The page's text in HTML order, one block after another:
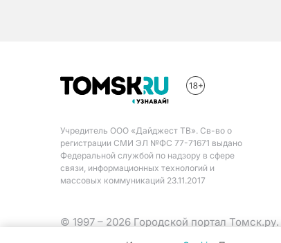
Учредитель ООО «Дайджест ТВ». Св-во о
регистрации СМИ ЭЛ №ФС 77-71671 выдано
Федеральной службой по надзору в сфере
связи, информационных технологий и
массовых коммуникаций 23.11.2017
© 1997 – 2026 Городской портал